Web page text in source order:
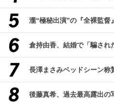
瀧“極秘出演”の『全裸監督
倉持由香、結婚で「騙され
長澤まさみベッドシーン称
後藤真希、過去最高露出の